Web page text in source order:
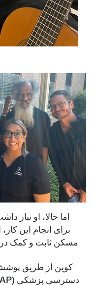
اما حالا، او نیاز
برای انجام این
مسکن ثابت و کمک در
کوین از طریق